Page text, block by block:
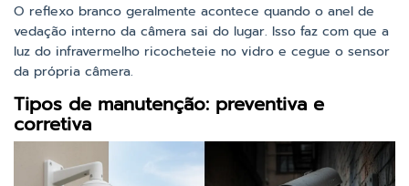
O reflexo branco geralmente acontece quando o anel de
vedação interno da câmera sai do lugar. Isso faz com que a
luz do infravermelho ricocheteie no vidro e cegue o sensor
da própria câmera.
Tipos de manutenção: preventiva e
corretiva